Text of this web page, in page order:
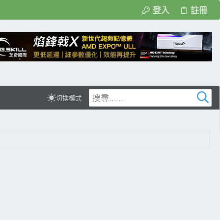
登入 註冊
切換模式